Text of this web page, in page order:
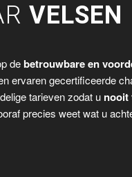
VELSEN
debetrouwbare en
ervaren gecertificeerde
tarieven zodat u nooit
precies weet wat u